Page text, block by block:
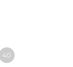
40